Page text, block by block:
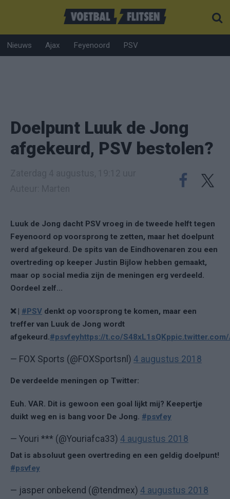
Nieuws Ajax Feyenoord PSV
Doelpunt Luuk de Jong
afgekeurd, PSV bestolen?
Luuk de Jong dacht PSV vroeg in de tweede helft tegen
Feyenoord op voorsprong te zetten, maar het doelpunt
werd afgekeurd. De spits van de Eindhovenaren zou een
overtreding op keeper Justin Bijlow hebben gemaakt,
maar op social media zijn de meningen erg verdeeld.
Oordeel zelf...
❌ | #PSV denkt op voorsprong te komen, maar een
treffer van Luuk de Jong wordt
afgekeurd.#psvfeyhttps://t.co/S48xL1sQKppic.twitter.com/
— FOX Sports (@FOXSportsnl) 4 augustus 2018
De verdeelde meningen op Twitter:
Euh. VAR. Dit is gewoon een goal lijkt mij? Keepertje
duikt weg en is bang voor De Jong. #psvfey
— Youri *** (@Youriafca33) 4 augustus 2018
Dat is absoluut geen overtreding en een geldig doelpunt!
#psvfey
— jasper onbekend (@tendmex) 4 augustus 2018